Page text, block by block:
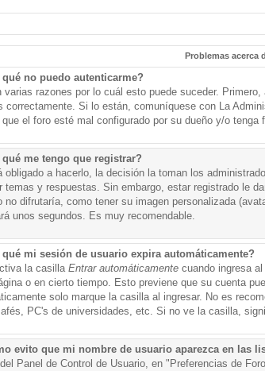
Problemas acerca
no puedo autenticarme?
varias razones por lo cuál esto puede suceder.
correctamente. Si lo están, comuníquese con La
que el foro esté mal configurado por su dueño y/o
me tengo que registrar?
obligado a hacerlo, la decisión la toman los
temas y respuestas. Sin embargo, estar registrado le
no difrutaría, como tener su imagen personalizada
unos segundos. Es muy recomendable.
qué mi sesión de usuario expira automáticamente?
la casillaEntrar automáticamentecuando ingresa al
o en cierto tiempo. Esto previene que su cuenta
solo marque la casilla al ingresar. No es
PC's de universidades, etc. Si no ve la casilla,
evito que mi nombre de usuario aparezca en las
Panel de Control de Usuario, en "Preferencias de